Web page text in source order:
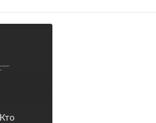
Кто